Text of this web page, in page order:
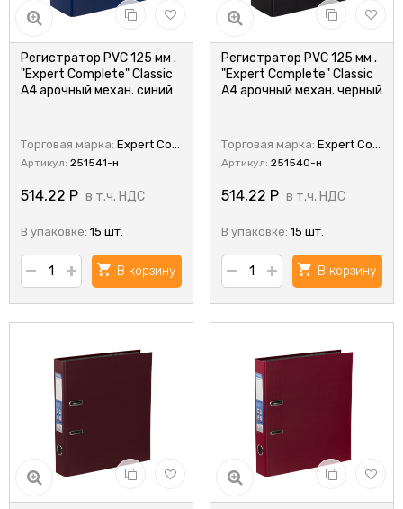
Регистратор PVC 125 мм .
"Expert Complete" Classic
А4 арочный механ. синий
Торговая марка: Expert Complete
Артикул: 251541-н
514,22 Р в т.ч. НДС
В упаковке: 15 шт.
В корзину
Регистратор PVC 125 мм .
"Expert Complete" Classic
А4 арочный механ. черный
Торговая марка: Expert Complete
Артикул: 251540-н
514,22 Р в т.ч. НДС
В упаковке: 15 шт.
В корзину